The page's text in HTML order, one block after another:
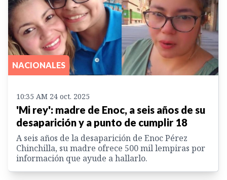
NACIONALES
10:35 AM 24 oct. 2025
'Mi rey': madre de Enoc, a seis años de su
desaparición y a punto de cumplir 18
A seis años de la desaparición de Enoc Pérez
Chinchilla, su madre ofrece 500 mil lempiras por
información que ayude a hallarlo.